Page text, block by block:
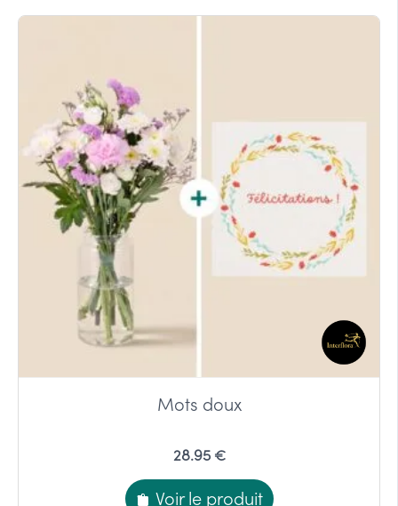
Mots doux
28.95 €
Voir le produit